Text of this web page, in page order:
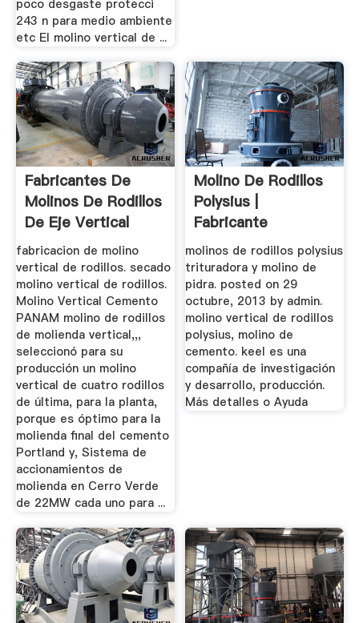
poco desgaste protecci
243 n para medio ambiente
etc El molino vertical de ...
Fabricantes De
Molinos De Rodillos
De Eje Vertical
fabricacion de molino
vertical de rodillos. secado
molino vertical de rodillos.
Molino Vertical Cemento
PANAM molino de rodillos
de molienda vertical,,,
seleccionó para su
producción un molino
vertical de cuatro rodillos
de última, para la planta,
porque es óptimo para la
molienda final del cemento
Portland y, Sistema de
accionamientos de
molienda en Cerro Verde
de 22MW cada uno para ...
Molino De Rodillos
Polysius |
Fabricante
Profesional De ...
molinos de rodillos polysius
trituradora y molino de
pidra. posted on 29
octubre, 2013 by admin.
molino vertical de rodillos
polysius, molino de
cemento. keel es una
compañía de investigación
y desarrollo, producción.
Más detalles o Ayuda